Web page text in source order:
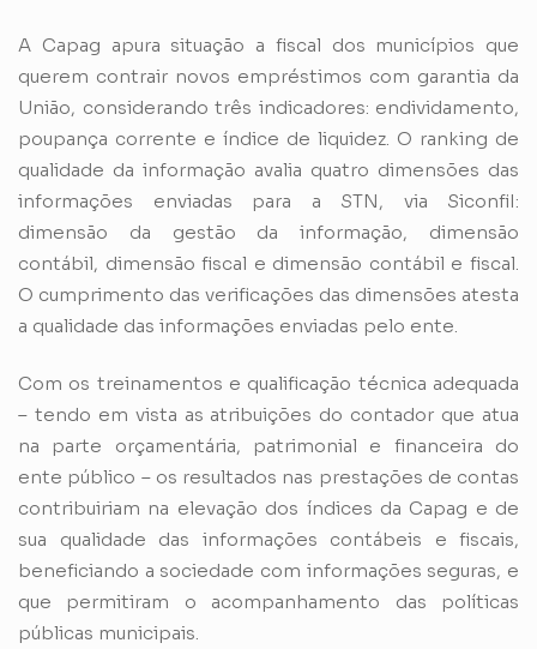
A Capag apura situação a fiscal dos municípios que
querem contrair novos empréstimos com garantia da
União, considerando três indicadores: endividamento,
poupança corrente e índice de liquidez. O ranking de
qualidade da informação avalia quatro dimensões das
informações enviadas para a STN, via SiconfiI:
dimensão da gestão da informação, dimensão
contábil, dimensão fiscal e dimensão contábil e fiscal.
O cumprimento das verificações das dimensões atesta
a qualidade das informações enviadas pelo ente.
Com os treinamentos e qualificação técnica adequada
– tendo em vista as atribuições do contador que atua
na parte orçamentária, patrimonial e financeira do
ente público – os resultados nas prestações de contas
contribuiriam na elevação dos índices da Capag e de
sua qualidade das informações contábeis e fiscais,
beneficiando a sociedade com informações seguras, e
que permitiram o acompanhamento das políticas
públicas municipais.